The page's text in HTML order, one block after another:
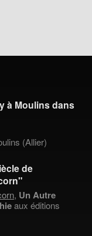
à Moulins dans
(Allier)
de
, Un Autre
aux éditions